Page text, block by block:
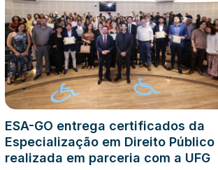
ESA-GO entrega certificados da
Especialização em Direito Público
realizada em parceria com a UFG